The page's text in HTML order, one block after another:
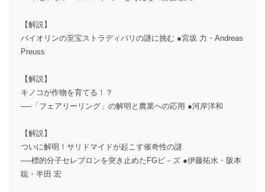
【解説】
バイオリンの至宝ストラディバリの謎に挑む ●宮坂 力・Andreas
Preuss
【解説】
キノコが作物を育てる！？
──「フェアリーリング」の解明と農業への応用 ●河岸洋和
【解説】
ついに解明！サリドマイドが起こす催奇性の謎
──標的分子セレブロンを突き止めたFGビ－ズ ●伊藤拓水・阪本
聡・半田 宏